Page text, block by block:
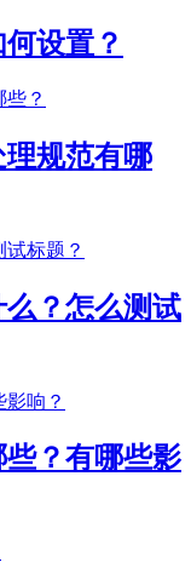
设置？
规范有哪
？怎么测试
些？有哪些影